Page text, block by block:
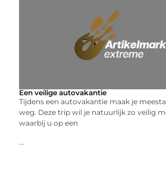
Een veilige autovakantie
Tijdens een autovakantie maak je
weg. Deze trip wil je natuurlijk zo veilig
waarbij u op een
...